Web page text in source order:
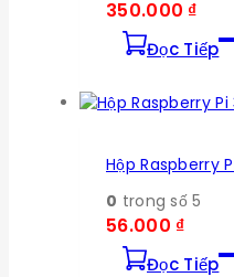
350.000 ₫
Đọc Tiếp
Hộp Raspberry
0 trong số 5
56.000 ₫
Đọc Tiếp